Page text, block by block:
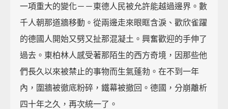
一項重大的變化－－東德人民被允許能越過邊界。數
千人朝那道牆移動。從兩邊走來眼眶含淚、歡欣雀躍
的德國人開始又劈又扯那混凝土。興奮歡迎的手伸了
過去。東柏林人感受著那陌生的西方奇境，因那些他
們長久以來被禁止的事物而生氣蓬勃。在不到一年
內，圍牆被徹底粉碎，鐵幕被撤回。德國，分崩離析
四十年之久，再次統一了。